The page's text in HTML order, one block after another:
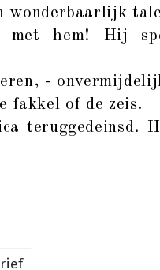
wonderbaarlijk
met hem! Hij
-
fakkel of de zeis.
teruggedeinsd.